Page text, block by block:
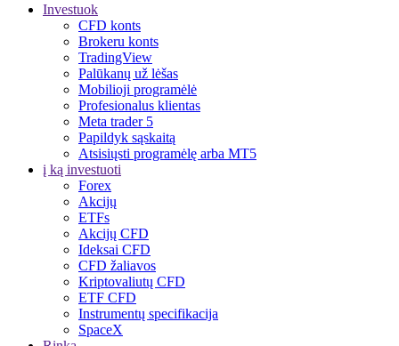
Investuok
CFD konts
Brokeru konts
TradingView
Palūkanų už lėšas
Mobilioji programėlė
Profesionalus klientas
Meta trader 5
Papildyk sąskaitą
Atsisiųsti programėlę arba MT5
į ką investuoti
Forex
Akcijų
ETFs
Akcijų CFD
Ideksai CFD
CFD žaliavos
Kriptovaliutų CFD
ETF CFD
Instrumentų specifikacija
SpaceX